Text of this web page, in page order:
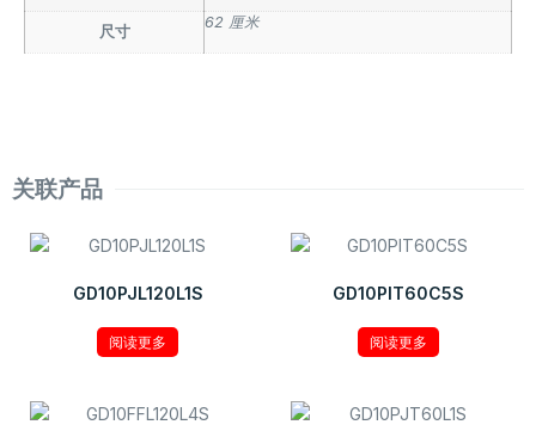
尺寸
62 厘米
关联产品
GD10PJL120L1S
阅读更多
GD10PIT60C5S
阅读更多